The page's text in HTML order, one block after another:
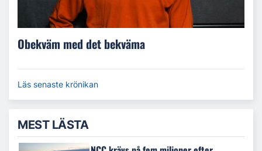
Obekväm med det bekväma
Läs senaste krönikan
MEST LÄSTA